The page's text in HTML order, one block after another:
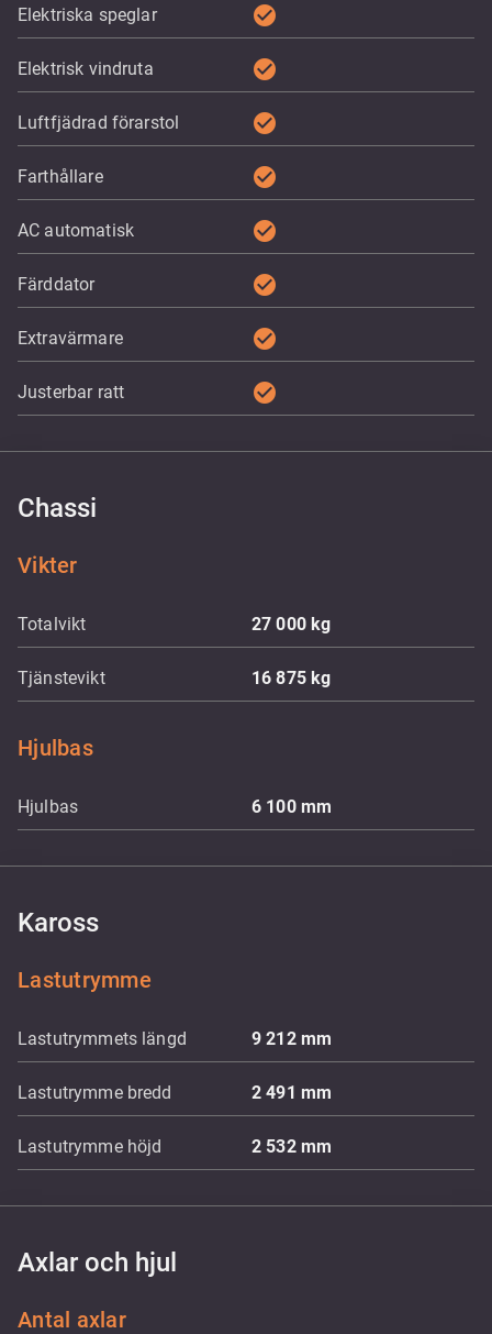
Elektriska speglar check_circle
Elektrisk vindruta check_circle
Luftfjädrad förarstol check_circle
Farthållare check_circle
AC automatisk check_circle
Färddator check_circle
Extravärmare check_circle
Justerbar ratt check_circle
Chassi
Vikter
Totalvikt 27 000kg
Tjänstevikt 16 875kg
Hjulbas
Hjulbas 6 100 mm
Kaross
Lastutrymme
Lastutrymmets längd 9 212 mm
Lastutrymme bredd 2 491 mm
Lastutrymme höjd 2 532 mm
Axlar och hjul
Antal axlar